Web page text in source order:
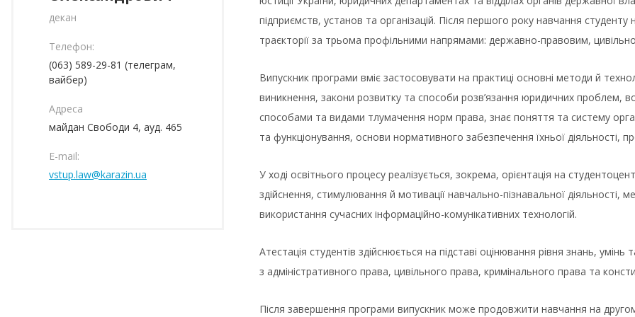
декан
Телефон:
(063) 589-29-81 (телеграм,
вайбер)
Адреса
майдан Свободи 4, ауд. 465
E-mail:
vstup.law@karazin.ua
підприємств, установ та організацій. Після першого року навчання
траєкторії за трьома профільними напрямами: державно-правовим,
Випускник програми вміє застосовувати на практиці основні методи й
виникнення, закони розвитку та способи розв’язання юридичних проблем,
способами та видами тлумачення норм права, знає поняття та систему
та функціонування, основи нормативного забезпечення їхньої
У ході освітнього процесу реалізується, зокрема, орієнтація на
здійснення, стимулювання й мотивації навчально-пізнавальної
використання сучасних інформаційно-комунікативних технологій.
Атестація студентів здійснюється на підставі оцінювання рівня знань,
з адміністративного права, цивільного права, кримінального права та
Після завершення програми випускник може продовжити навчання на